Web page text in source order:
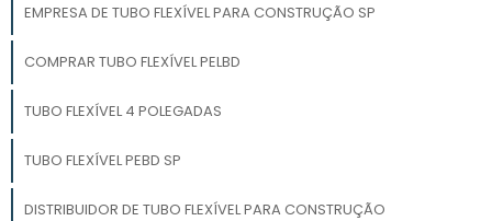
EMPRESA DE TUBO FLEXÍVEL PARA CONSTRUÇÃO SP
COMPRAR TUBO FLEXÍVEL PELBD
TUBO FLEXÍVEL 4 POLEGADAS
TUBO FLEXÍVEL PEBD SP
DISTRIBUIDOR DE TUBO FLEXÍVEL PARA CONSTRUÇÃO